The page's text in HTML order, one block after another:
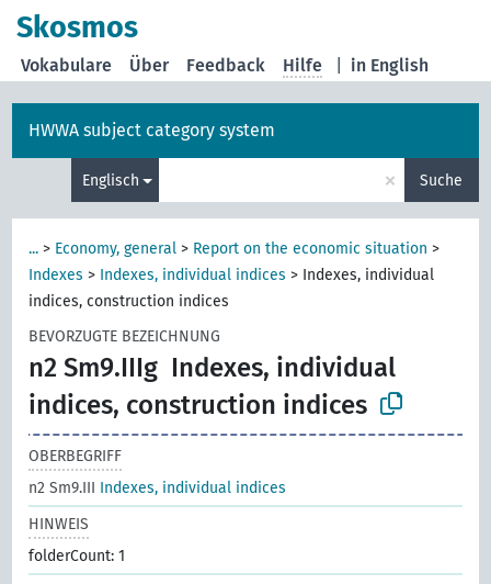
Skosmos
in English
Vokabulare Über Feedback Hilfe
HWWA subject category system
Englisch × Suche
... > Economy, general > Report on the economic situation >
Indexes > Indexes, individual indices > Indexes, individual
indices, construction indices
BEVORZUGTE BEZEICHNUNG
n2 Sm9.IIIg Indexes, individual
indices, construction indices
OBERBEGRIFF
n2 Sm9.III Indexes, individual indices
HINWEIS
folderCount: 1